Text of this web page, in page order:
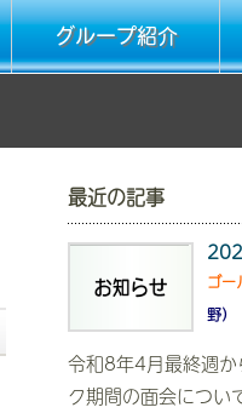
グループ紹介
最近の記事
ゴー
野）
令和8年4月最終週
ク期間の面会につい